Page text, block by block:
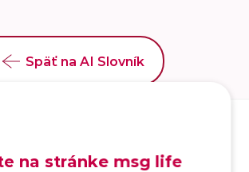
Späť na AI Slovník
na stránke msg life